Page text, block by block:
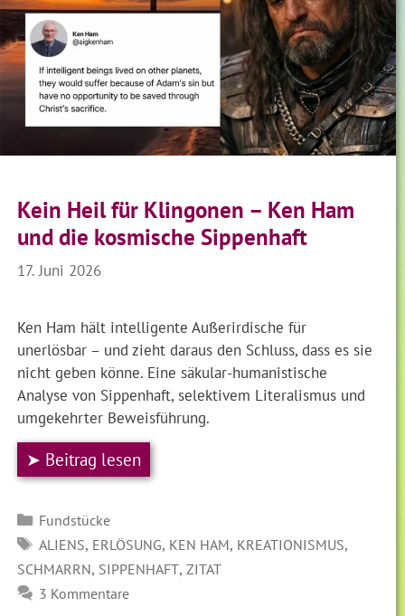
Kein Heil für Klingonen – Ken Ham
und die kosmische Sippenhaft
17. Juni 2026
Ken Ham hält intelligente Außerirdische für
unerlösbar – und zieht daraus den Schluss, dass es sie
nicht geben könne. Eine säkular-humanistische
Analyse von Sippenhaft, selektivem Literalismus und
umgekehrter Beweisführung.
➤ Beitrag lesen
Kategorien
Fundstücke
SCHLAGWÖRTER
ALIENS, ERLÖSUNG, KEN HAM, KREATIONISMUS,
SCHMARRN, SIPPENHAFT,ZITAT
3 Kommentare